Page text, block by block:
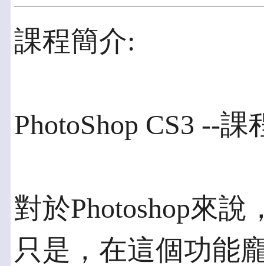
課程簡介:
PhotoShop CS3 --課
對於Photoshop來
只是，在這個功能